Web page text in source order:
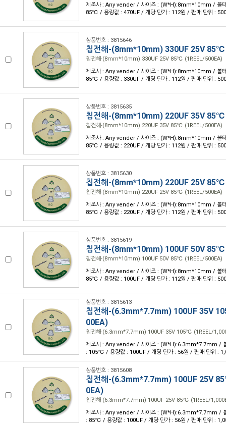
제조사 : Any vender / 사이즈 : (W*H):8mm*10mm / 볼
85℃ / 용량값 : 470UF / 개당 단가 : 112원 / 판매 단위 :
상품번호 : 3815646
칩전해-(8mm*10mm) 330UF 25V 85℃
칩전해-(8mm*10mm) 330UF 25V 85℃ (1REEL/500EA)
제조사 : Any vender / 사이즈 : (W*H):8mm*10mm / 볼
85℃ / 용량값 : 330UF / 개당 단가 : 112원 / 판매 단위 :
상품번호 : 3815635
칩전해-(8mm*10mm) 220UF 35V 85℃
칩전해-(8mm*10mm) 220UF 35V 85℃ (1REEL/500EA)
제조사 : Any vender / 사이즈 : (W*H):8mm*10mm / 볼
85℃ / 용량값 : 220UF / 개당 단가 : 112원 / 판매 단위 :
상품번호 : 3815630
칩전해-(8mm*10mm) 220UF 25V 85℃
칩전해-(8mm*10mm) 220UF 25V 85℃ (1REEL/500EA)
제조사 : Any vender / 사이즈 : (W*H):8mm*10mm / 볼
85℃ / 용량값 : 220UF / 개당 단가 : 112원 / 판매 단위 :
상품번호 : 3815619
칩전해-(8mm*10mm) 100UF 50V 85℃
칩전해-(8mm*10mm) 100UF 50V 85℃ (1REEL/500EA)
제조사 : Any vender / 사이즈 : (W*H):8mm*10mm / 볼
85℃ / 용량값 : 100UF / 개당 단가 : 112원 / 판매 단위 :
상품번호 : 3815613
칩전해-(6.3mm*7.7mm) 100UF 35V
00EA)
칩전해-(6.3mm*7.7mm) 100UF 35V 105℃ (1REEL/
제조사 : Any vender / 사이즈 : (W*H):6.3mm*7.7mm /
: 105℃ / 용량값 : 100UF / 개당 단가 : 56원 / 판매 단위 :
상품번호 : 3815608
칩전해-(6.3mm*7.7mm) 100UF 25V
0EA)
칩전해-(6.3mm*7.7mm) 100UF 25V 85℃ (1REEL/
제조사 : Any vender / 사이즈 : (W*H):6.3mm*7.7mm /
: 85℃ / 용량값 : 100UF / 개당 단가 : 56원 / 판매 단위 :